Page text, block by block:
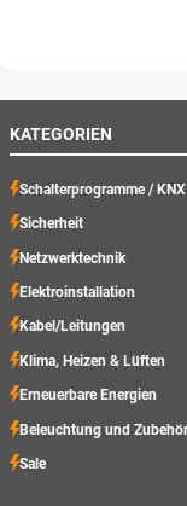
KATEGORIEN
Schalterprogramme / KNX
Sicherheit
Netzwerktechnik
Elektroinstallation
Kabel/Leitungen
Klima, Heizen & Lüften
Erneuerbare Energien
Beleuchtung und Zubehör
Sale